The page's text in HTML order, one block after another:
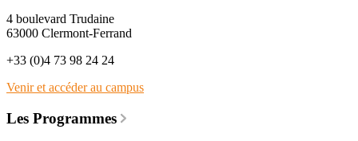
4 boulevard Trudaine
63000 Clermont-Ferrand
+33 (0)4 73 98 24 24
Venir et accéder au campus
Les Programmes